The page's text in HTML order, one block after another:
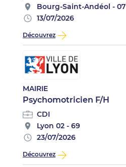
Bourg-Saint-Andéol - 07
13/07/2026
Découvrez
MAIRIE
Psychomotricien F/H
CDI
Lyon 02 - 69
23/07/2026
Découvrez